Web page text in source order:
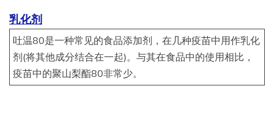
乳化剂
吐温80是一种常见的食品添加剂，在几种疫苗中用作乳化
剂(将其他成分结合在一起)。与其在食品中的使用相比，
疫苗中的聚山梨酯80非常少。